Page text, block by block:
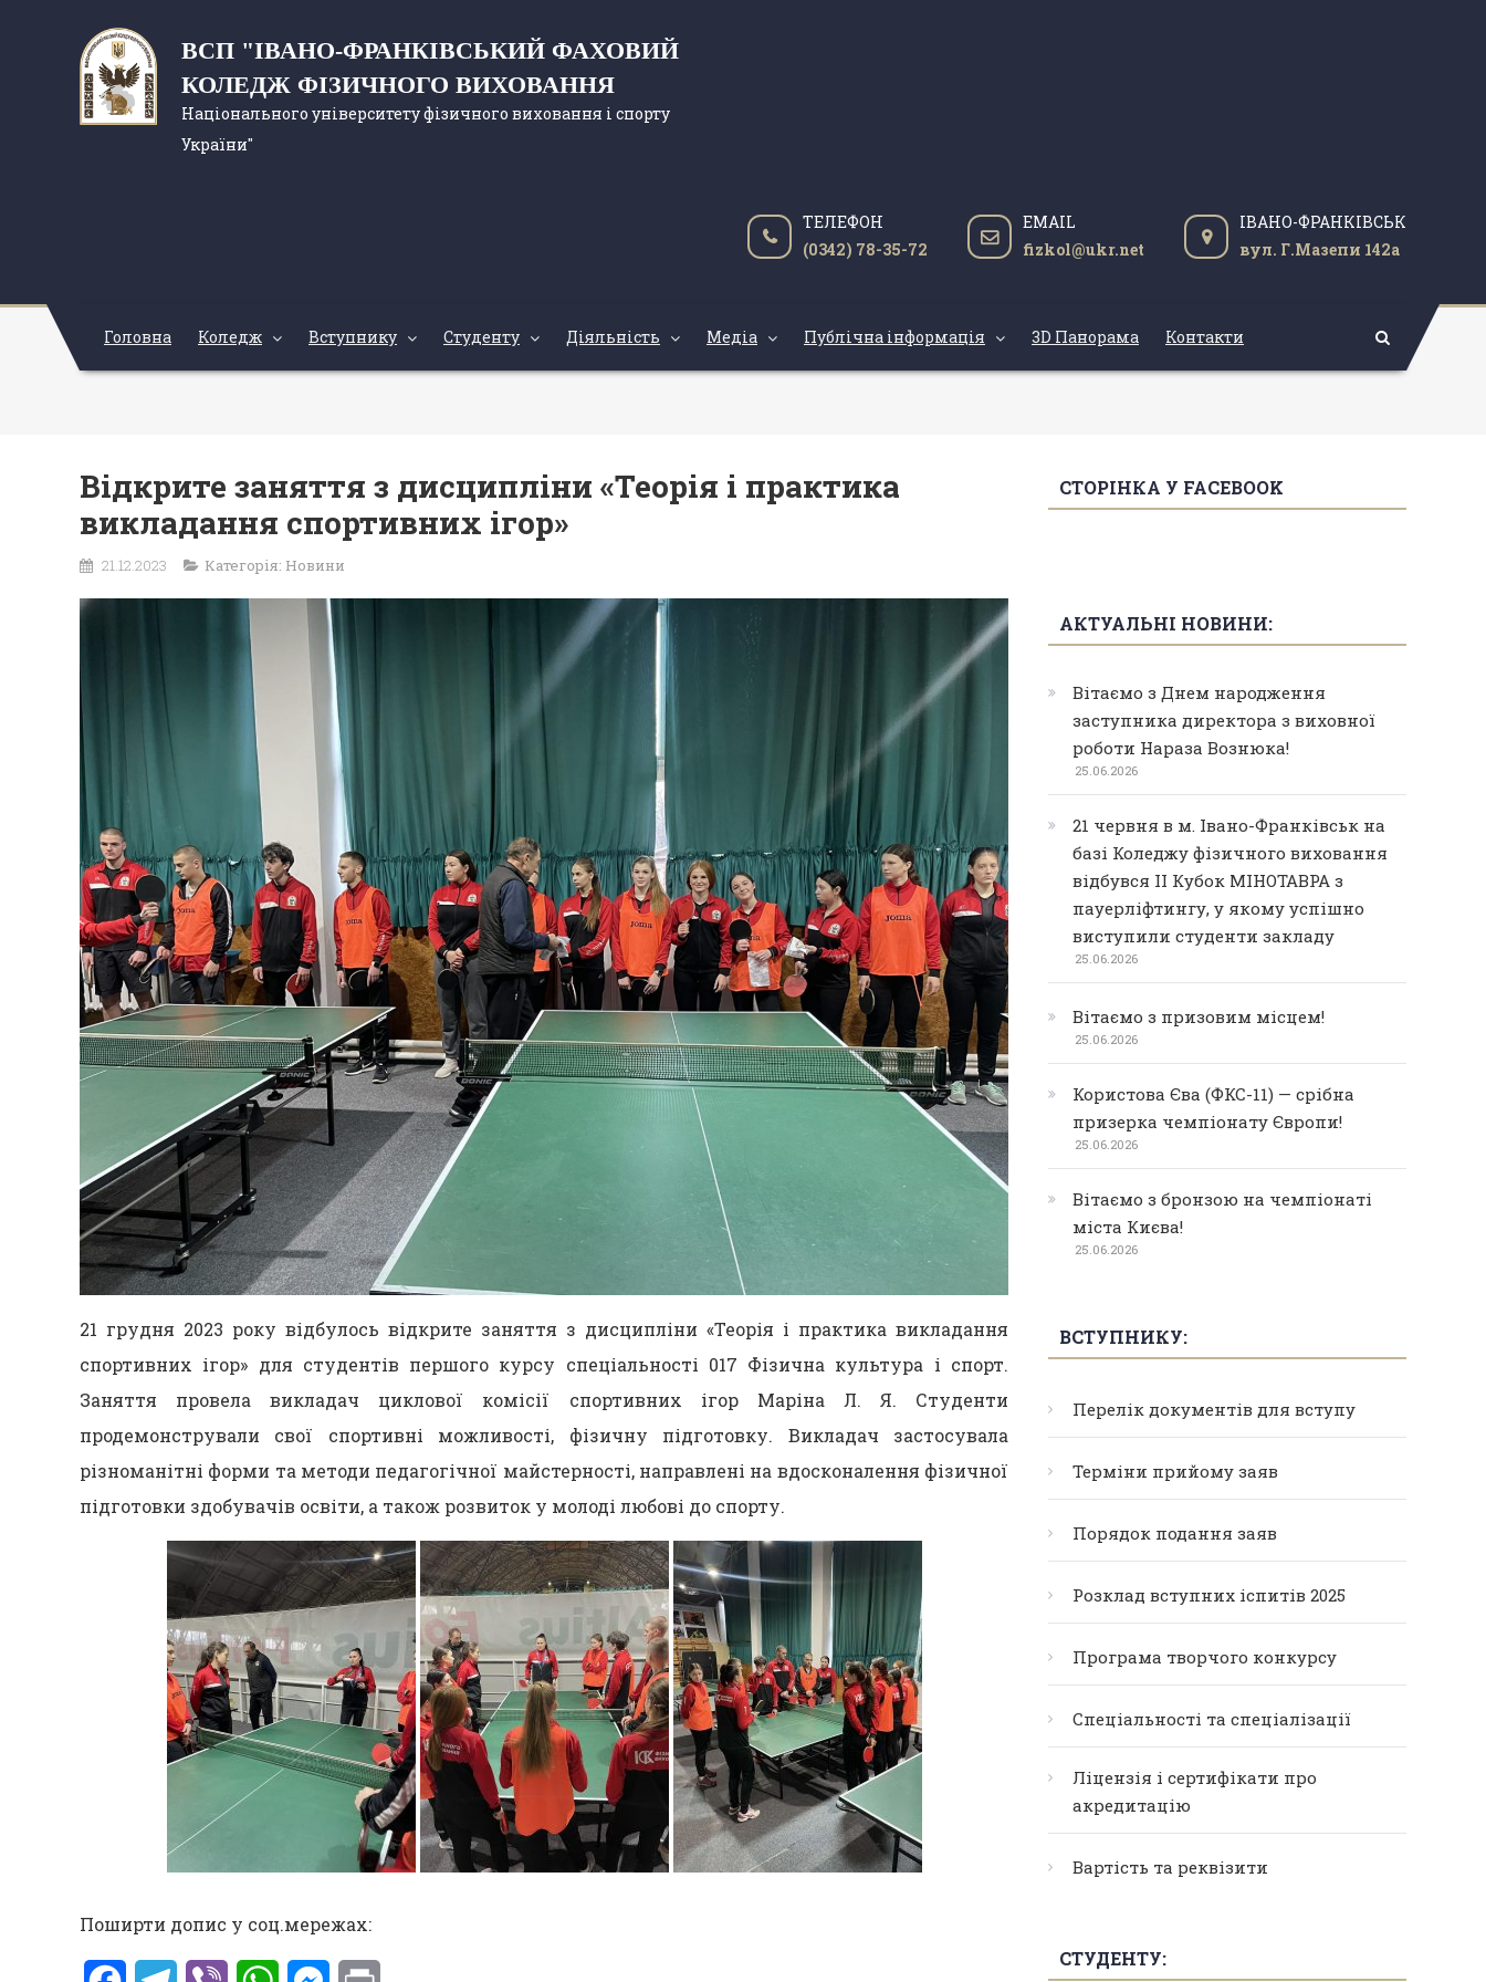
ВСП "ІВАНО-ФРАНКІВСЬКИЙ ФАХОВИЙ
КОЛЕДЖ ФІЗИЧНОГО ВИХОВАННЯ
Національного університету фізичного виховання і спорту
України"
ТЕЛЕФОН
(0342) 78-35-72
EMAIL
fizkol@ukr.net
ІВАНО-ФРАНКІВСЬК
вул. Г.Мазепи 142а
Головна Коледж Вступнику Студенту Діяльність Медіа Публічна інформація 3D Панорама Контакти
Відкрите заняття з дисципліни «Теорія і практика
викладання спортивних ігор»
21.12.2023 Категорія: Новини
21 грудня 2023 року відбулось відкрите заняття з дисципліни «Теорія і практика викладання
спортивних ігор» для студентів першого курсу спеціальності 017 Фізична культура і спорт.
Заняття провела викладач циклової комісії спортивних ігор Маріна Л. Я. Студенти
продемонстрували свої спортивні можливості, фізичну підготовку. Викладач застосувала
різноманітні форми та методи педагогічної майстерності, направлені на вдосконалення фізичної
підготовки здобувачів освіти, а також розвиток у молоді любові до спорту.
Поширти допис у соц.мережах:
СТОРІНКА У FACEBOOK
АКТУАЛЬНІ НОВИНИ:
Вітаємо з Днем народження
заступника директора з виховної
роботи Нараза Вознюка!
25.06.2026
21 червня в м. Івано-Франківськ на
базі Коледжу фізичного виховання
відбувся ІІ Кубок МІНОТАВРА з
пауерліфтингу, у якому успішно
виступили студенти закладу
25.06.2026
Вітаємо з призовим місцем!
25.06.2026
Користова Єва (ФКС-11) — срібна
призерка чемпіонату Європи!
25.06.2026
Вітаємо з бронзою на чемпіонаті
міста Києва!
25.06.2026
ВСТУПНИКУ:
Перелік документів для вступу
Терміни прийому заяв
Порядок подання заяв
Розклад вступних іспитів 2025
Програма творчого конкурсу
Спеціальності та спеціалізації
Ліцензія і сертифікати про
акредитацію
Вартість та реквізити
СТУДЕНТУ: